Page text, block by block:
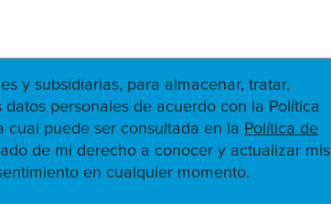
y subsidiarias, para almacenar, tratar,
personales de acuerdo con la Política
cual puede ser consultada en la Política de
de mi derecho a conocer y actualizar mis
en cualquier momento.